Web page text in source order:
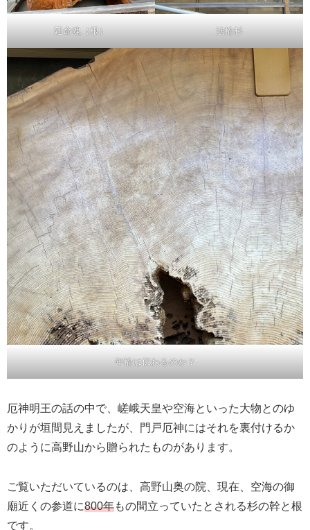
延命魂（根） 法輪杉
年輪は伝わるのか？
厄神明王の話の中で、嵯峨天皇や空海といった大物とのゆ
かりが垣間見えましたが、門戸厄神にはそれを裏付けるか
のように高野山から贈られたものがあります。
ご覧いただいているのは、高野山奥の院、現在、空海の御
廟近くの参道に800年もの間立っていたとされる杉の幹と根
です。